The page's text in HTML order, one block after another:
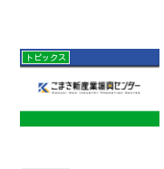
トピックス